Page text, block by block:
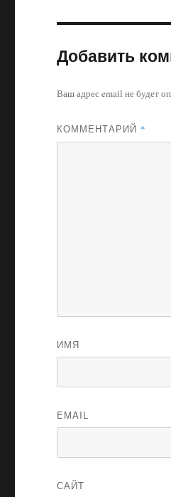
Добавить
Ваш адрес email не будет
КОММЕНТАРИЙ *
ИМЯ
EMAIL
САЙТ